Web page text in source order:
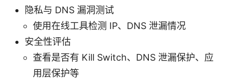
隐私与 DNS 漏洞测试
使用在线工具检测 IP、DNS 泄漏情况
安全性评估
查看是否有 Kill Switch、DNS 泄漏保护、应
用层保护等